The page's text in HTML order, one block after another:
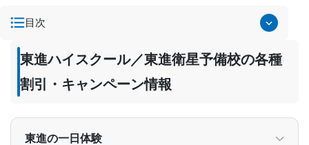
目次
東進ハイスクール／東進衛星予備校の各種
割引・キャンペーン情報
東進の一日体験